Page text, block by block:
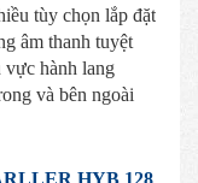
tùy chọn lắp đặt
âm thanh tuyệt
vực hành lang
và bên ngoài
HYB 128